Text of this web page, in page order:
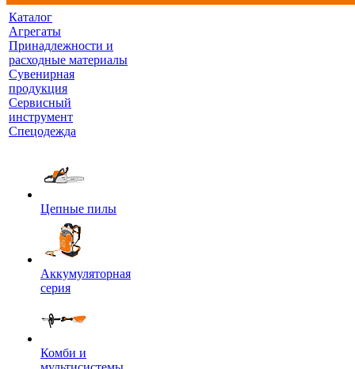
Каталог
Агрегаты
Принадлежности и
расходные материалы
Сувенирная
продукция
Сервисный
инструмент
Спецодежда
Цепные пилы
Аккумуляторная
серия
Комби и